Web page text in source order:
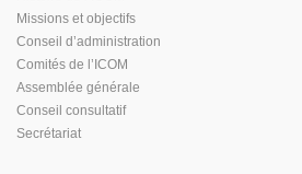
Missions et objectifs
Conseil d’administration
Comités de l’ICOM
Assemblée générale
Conseil consultatif
Secrétariat